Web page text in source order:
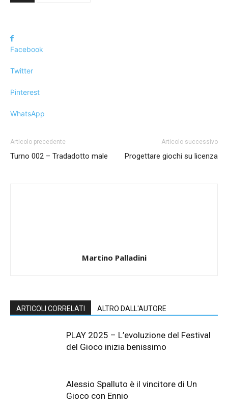
Facebook
Twitter
Pinterest
WhatsApp
Articolo precedente
Turno 002 – Tradadotto male
Articolo successivo
Progettare giochi su licenza
Martino Palladini
ARTICOLI CORRELATI ALTRO DALL'AUTORE
PLAY 2025 – L’evoluzione del Festival
del Gioco inizia benissimo
Alessio Spalluto è il vincitore di Un
Gioco con Ennio